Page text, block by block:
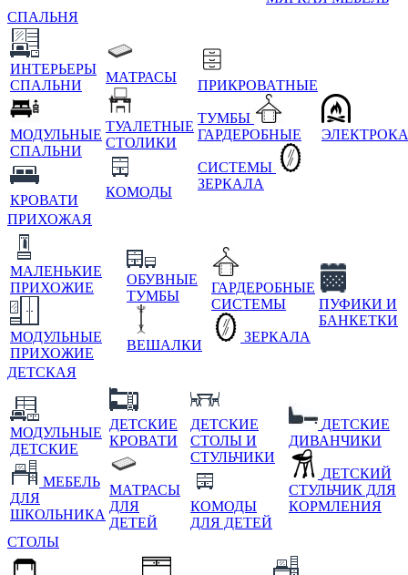
СПАЛЬНЯ
ИНТЕРЬЕРЫ
СПАЛЬНИ
МОДУЛЬНЫЕ
СПАЛЬНИ
КРОВАТИ
МАТРАСЫ
ТУАЛЕТНЫЕ
СТОЛИКИ
КОМОДЫ
ПРИКРОВАТНЫЕ
ТУМБЫ
ГАРДЕРОБНЫЕ
СИСТЕМЫ
ЗЕРКАЛА
ПРИХОЖАЯ
МАЛЕНЬКИЕ
ПРИХОЖИЕ
МОДУЛЬНЫЕ
ПРИХОЖИЕ
ОБУВНЫЕ
ТУМБЫ
ВЕШАЛКИ
ГАРДЕРОБНЫЕ
СИСТЕМЫ
ЗЕРКАЛА
ПУФИКИ И
БАНКЕТКИ
ДЕТСКАЯ
МОДУЛЬНЫЕ
ДЕТСКИЕ
МЕБЕЛЬ
ДЛЯ
ШКОЛЬНИКА
ДЕТСКИЕ
КРОВАТИ
МАТРАСЫ
ДЛЯ
ДЕТЕЙ
ДЕТСКИЕ
СТОЛЫ И
СТУЛЬЧИКИ
КОМОДЫ
ДЛЯ ДЕТЕЙ
ДЕТСКИЕ
ДИВАНЧИКИ
ДЕТСКИЙ
СТУЛЬЧИК ДЛЯ
КОРМЛЕНИЯ
СТОЛЫ